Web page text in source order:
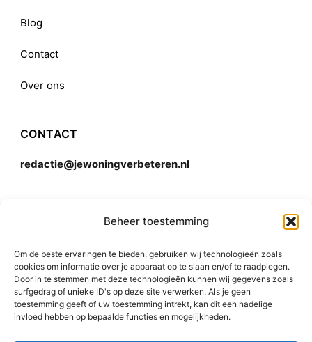
Beheer toestemming
Om de beste ervaringen te bieden, gebruiken wij technologieën zoals
cookies om informatie over je apparaat op te slaan en/of te raadplegen.
Door in te stemmen met deze technologieën kunnen wij gegevens zoals
surfgedrag of unieke ID's op deze site verwerken. Als je geen
toestemming geeft of uw toestemming intrekt, kan dit een nadelige
invloed hebben op bepaalde functies en mogelijkheden.
Blog
Contact
Over ons
CONTACT
redactie@jewoningverbeteren.nl
Disclaimer